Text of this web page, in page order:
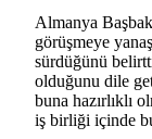
Almanya
görüşmeye
sürdüğünü
olduğunu dile
buna hazırlıklı
iş birliği içinde